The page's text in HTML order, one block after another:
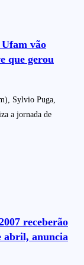
vão
que gerou
Sylvio Puga,
a jornada de
receberão
abril, anuncia